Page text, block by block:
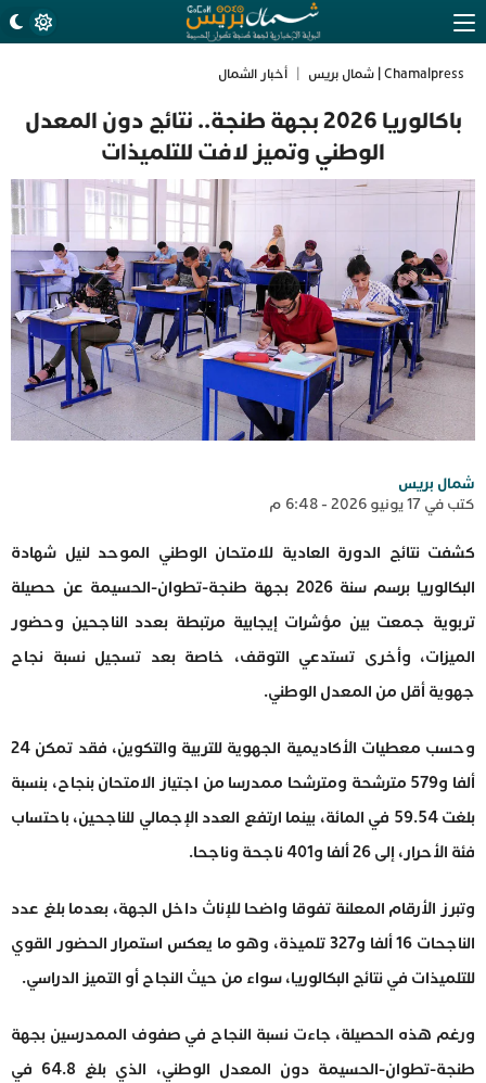
Chamalpress | شمال بريس أخبار الشمال
باكالوريا 2026 بجهة طنجة.. نتائج دون المعدل
الوطني وتميز لافت للتلميذات
شمال بريس
كتب في 17 يونيو 2026 - 6:48 م
كشفت نتائج الدورة العادية للامتحان الوطني الموحد لنيل شهادة
البكالوريا برسم سنة 2026 بجهة طنجة-تطوان-الحسيمة عن حصيلة
تربوية جمعت بين مؤشرات إيجابية مرتبطة بعدد الناجحين وحضور
الميزات، وأخرى تستدعي التوقف، خاصة بعد تسجيل نسبة نجاح
جهوية أقل من المعدل الوطني.
وحسب معطيات الأكاديمية الجهوية للتربية والتكوين، فقد تمكن 24
ألفا و579 مترشحة ومترشحا ممدرسا من اجتياز الامتحان بنجاح، بنسبة
بلغت 59.54 في المائة، بينما ارتفع العدد الإجمالي للناجحين، باحتساب
فئة الأحرار، إلى 26 ألفا و401 ناجحة وناجحا.
وتبرز الأرقام المعلنة تفوقا واضحا للإناث داخل الجهة، بعدما بلغ عدد
الناجحات 16 ألفا و327 تلميذة، وهو ما يعكس استمرار الحضور القوي
للتلميذات في نتائج البكالوريا، سواء من حيث النجاح أو التميز الدراسي.
ورغم هذه الحصيلة، جاءت نسبة النجاح في صفوف الممدرسين بجهة
طنجة-تطوان-الحسيمة دون المعدل الوطني، الذي بلغ 64.8 في